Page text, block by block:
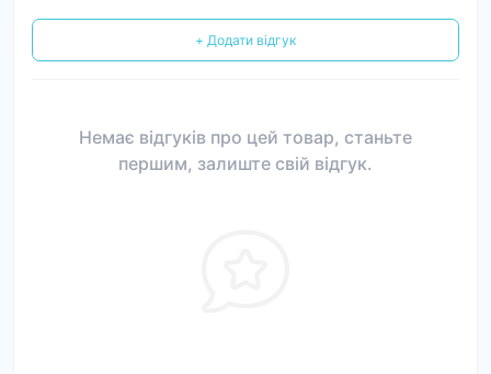
+ Додати відгук
Немає відгуків про цей товар, станьте
першим, залиште свій відгук.